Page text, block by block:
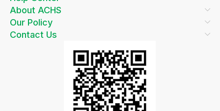
About ACHS
Our Policy
Contact Us